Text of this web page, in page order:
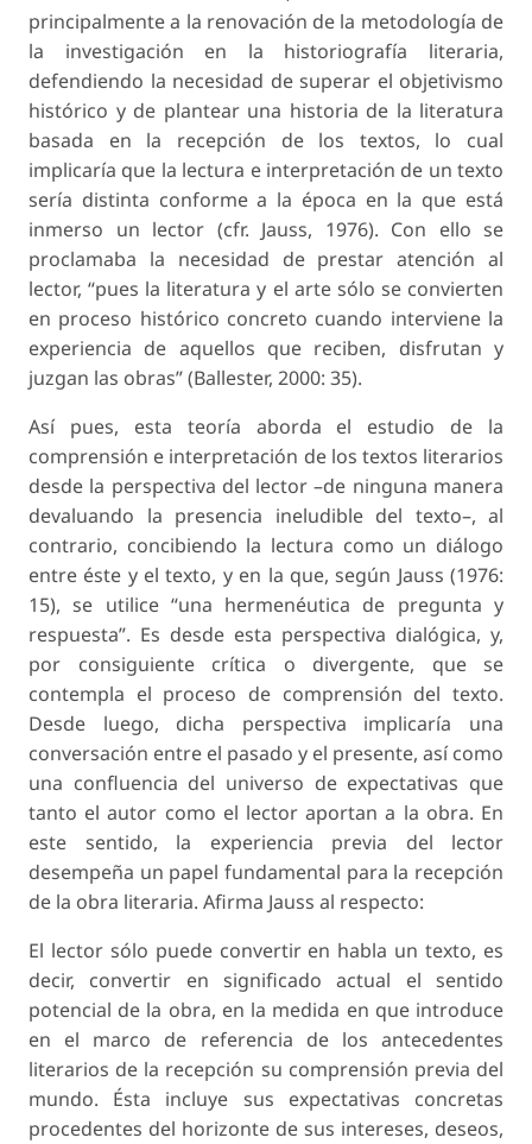
principalmente a la renovación de la metodología de
la investigación en la historiografía literaria,
defendiendo la necesidad de superar el objetivismo
histórico y de plantear una historia de la literatura
basada en la recepción de los textos, lo cual
implicaría que la lectura e interpretación de un texto
sería distinta conforme a la época en la que está
inmerso un lector (cfr. Jauss, 1976). Con ello se
proclamaba la necesidad de prestar atención al
lector, “pues la literatura y el arte sólo se convierten
en proceso histórico concreto cuando interviene la
experiencia de aquellos que reciben, disfrutan y
juzgan las obras” (Ballester, 2000: 35).
Así pues, esta teoría aborda el estudio de la
comprensión e interpretación de los textos literarios
desde la perspectiva del lector –de ninguna manera
devaluando la presencia ineludible del texto–, al
contrario, concibiendo la lectura como un diálogo
entre éste y el texto, y en la que, según Jauss (1976:
15), se utilice “una hermenéutica de pregunta y
respuesta”. Es desde esta perspectiva dialógica, y,
por consiguiente crítica o divergente, que se
contempla el proceso de comprensión del texto.
Desde luego, dicha perspectiva implicaría una
conversación entre el pasado y el presente, así como
una confluencia del universo de expectativas que
tanto el autor como el lector aportan a la obra. En
este sentido, la experiencia previa del lector
desempeña un papel fundamental para la recepción
de la obra literaria. Afirma Jauss al respecto:
El lector sólo puede convertir en habla un texto, es
decir, convertir en significado actual el sentido
potencial de la obra, en la medida en que introduce
en el marco de referencia de los antecedentes
literarios de la recepción su comprensión previa del
mundo. Ésta incluye sus expectativas concretas
procedentes del horizonte de sus intereses, deseos,